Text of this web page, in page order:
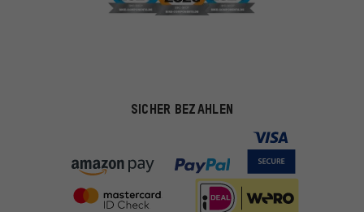
SICHER BEZAHLEN